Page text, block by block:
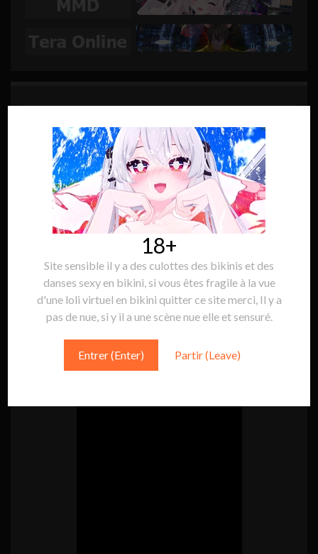
18+
Site sensible il y a des culottes des bikinis et des
danses sexy en bikini, si vous êtes fragile à la vue
d'une loli virtuel en bikini quitter ce site merci, Il y a
pas de nue, si y il a une scène nue elle et sensuré.
Entrer (Enter) Partir (Leave)
Suivre Sakura Game: Suivre